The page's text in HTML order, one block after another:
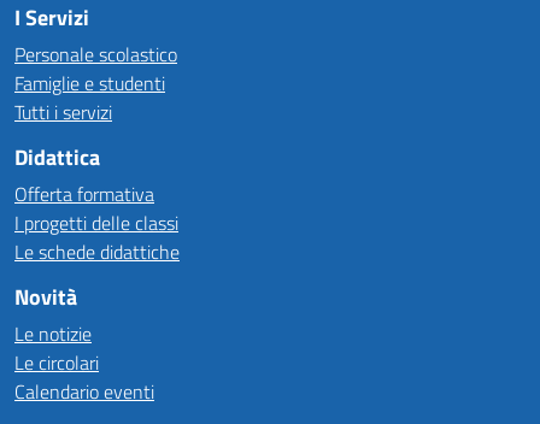
I Servizi
Personale scolastico
Famiglie e studenti
Tutti i servizi
Didattica
Offerta formativa
I progetti delle classi
Le schede didattiche
Novità
Le notizie
Le circolari
Calendario eventi